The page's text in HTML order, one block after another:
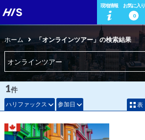
現地情報
お気に入り
0
ホーム 「オンラインツアー」の検索結果
ハリファックス 参加日
1件
表